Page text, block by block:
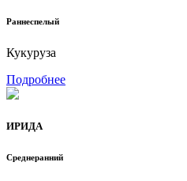
Раннеспелый
Кукуруза
Подробнее
ИРИДА
Среднеранний